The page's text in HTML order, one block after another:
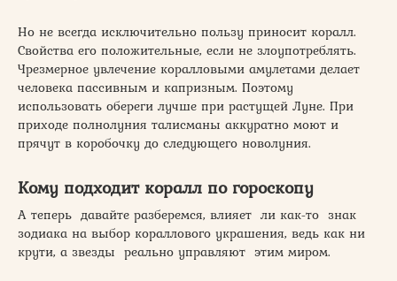
Но не всегда исключительно пользу приносит коралл.
Свойства его положительные, если не злоупотреблять.
Чрезмерное увлечение коралловыми амулетами делает
человека пассивным и капризным. Поэтому
использовать обереги лучше при растущей Луне. При
приходе полнолуния талисманы аккуратно моют и
прячут в коробочку до следующего новолуния.
Кому подходит коралл по гороскопу
А теперь давайте разберемся, влияет ли как-то знак
зодиака на выбор кораллового украшения, ведь как ни
крути, а звезды реально управляют этим миром.